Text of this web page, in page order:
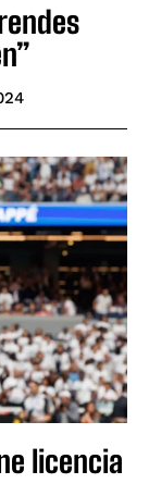
licencia